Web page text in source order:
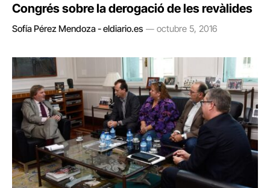
Congrés sobre la derogació de les revàlides
Sofía Pérez Mendoza - eldiario.es octubre 5, 2016